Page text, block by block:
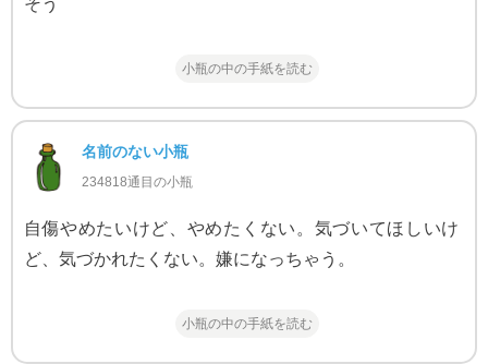
そう
小瓶の中の手紙を読む
名前のない小瓶
234818通目の小瓶
自傷やめたいけど、やめたくない。気づいてほしいけ
ど、気づかれたくない。嫌になっちゃう。
小瓶の中の手紙を読む